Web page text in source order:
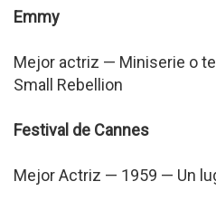
Emmy
Mejor actriz — Miniserie o
Small Rebellion
Festival de Cannes
Mejor Actriz — 1959 — Un